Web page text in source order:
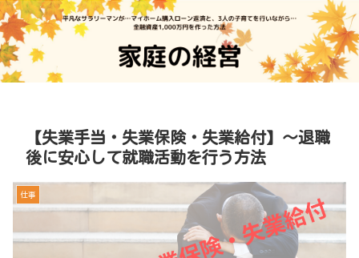
【失業手当・失業保険・失業給付】～退職
後に安心して就職活動を行う方法
仕事